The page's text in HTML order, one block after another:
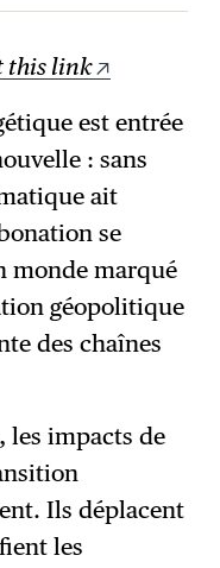
this link
est entrée
: sans
ait
se
monde marqué
géopolitique
des chaînes
les impacts de
Ils déplacent
les